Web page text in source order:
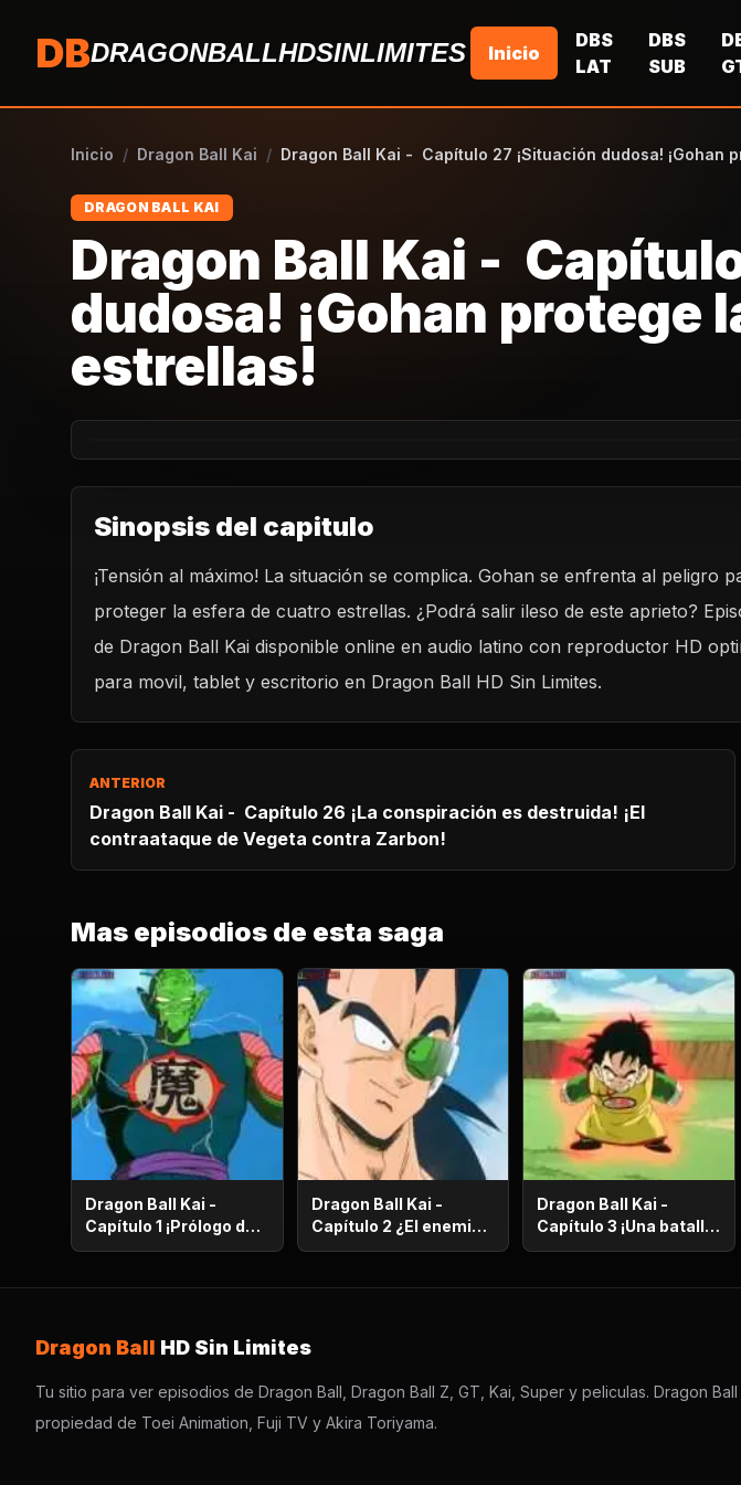
DBDRAGONBALLHDSINLIMITES Inicio
DBS
LAT
DBS
SUB
Inicio / Dragon Ball Kai / Dragon Ball Kai - Capítulo 27 ¡Situación dudosa!
DRAGON BALL KAI
Dragon Ball Kai -
dudosa! ¡Gohan protege
estrellas!
REPRODUCIR CAPITULO
Dragon Ball Kai - Capítulo 27 ¡Situación dudosa! ¡Gohan
protege la esfera de cuatro estrellas!
CARGAR REPRODUCTOR
Sinopsis del capitulo
¡Tensión al máximo! La situación se complica. Gohan se enfrenta al peligro
proteger la esfera de cuatro estrellas. ¿Podrá salir ileso de este aprieto?
de Dragon Ball Kai disponible online en audio latino con reproductor HD
para movil, tablet y escritorio en Dragon Ball HD Sin Limites.
ANTERIOR
Dragon Ball Kai - Capítulo 26 ¡La conspiración es destruida! ¡El
contraataque de Vegeta contra Zarbon!
Mas episodios de esta saga
Dragon Ball Kai -
Capítulo 1 ¡Prólogo de
batalla! ¡El regreso de
Dragon Ball Kai -
Capítulo 2 ¿El enemigo
es el hermano mayor
de los poderosos
Dragon Ball Kai -
Capítulo 3 ¡Una batalla
de vida o muerte! ¡El
de Gokú y Pikoro!
Dragon Ball HD Sin Limites
Tu sitio para ver episodios de Dragon Ball, Dragon Ball Z, GT, Kai, Super y peliculas. Dragon Ball
propiedad de Toei Animation, Fuji TV y Akira Toriyama.